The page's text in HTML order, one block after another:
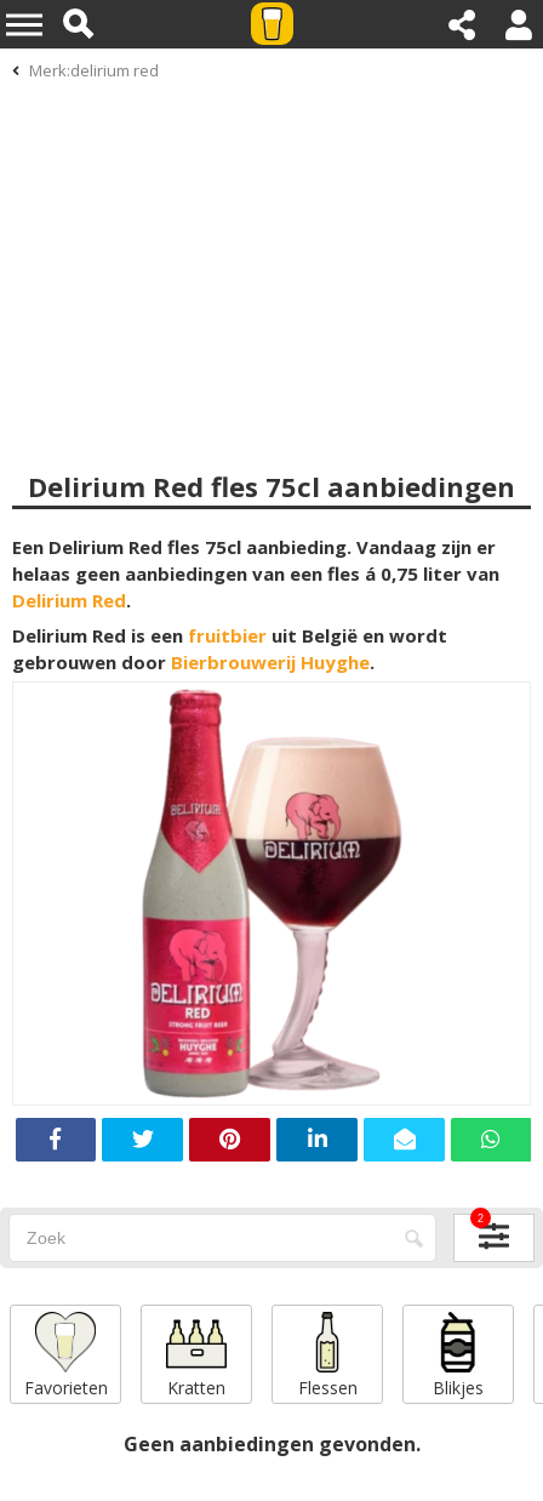
Merk:delirium red
Delirium Red fles 75cl aanbiedingen
Een Delirium Red fles 75cl aanbieding. Vandaag zijn er
helaas geen aanbiedingen van een fles á 0,75 liter van
Delirium Red.
Delirium Red is een fruitbier uit België en wordt
gebrouwen door Bierbrouwerij Huyghe.
2
Favorieten Kratten Flessen Blikjes
Geen aanbiedingen gevonden.